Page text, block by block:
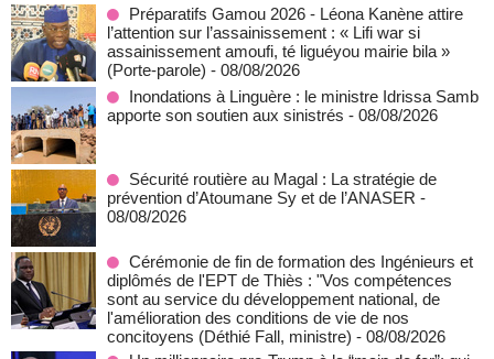
Préparatifs Gamou 2026 - Léona Kanène attire
l’attention sur l’assainissement : « Lifi war si
assainissement amoufi, té liguéyou mairie bila »
(Porte-parole) - 08/08/2026
Inondations à Linguère : le ministre Idrissa Samb
apporte son soutien aux sinistrés - 08/08/2026
Sécurité routière au Magal : La stratégie de
prévention d’Atoumane Sy et de l’ANASER -
08/08/2026
Cérémonie de fin de formation des Ingénieurs et
diplômés de l'EPT de Thiès : "Vos compétences
sont au service du développement national, de
l'amélioration des conditions de vie de nos
concitoyens (Déthié Fall, ministre) - 08/08/2026